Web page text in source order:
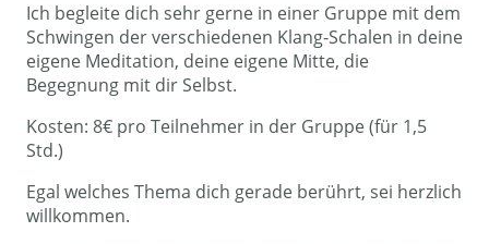
Ich begleite dich sehr gerne in einer Gruppe mit dem
Schwingen der verschiedenen Klang-Schalen in deine
eigene Meditation, deine eigene Mitte, die
Begegnung mit dir Selbst.
Kosten: 8€ pro Teilnehmer in der Gruppe (für 1,5
Std.)
Egal welches Thema dich gerade berührt, sei herzlich
willkommen.